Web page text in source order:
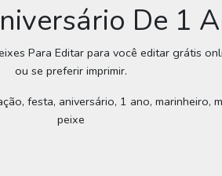
De 1
Para Editar para você editar grátis
ou se preferir imprimir.
festa, aniversário, 1 ano, marinheiro,
peixe